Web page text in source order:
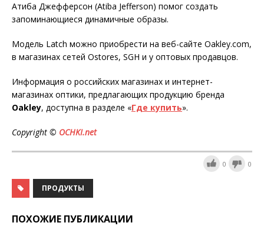
Атиба Джефферсон (Atiba Jefferson) помог создать
запоминающиеся динамичные образы.
Модель Latch можно приобрести на веб-сайте Oakley.com,
в магазинах сетей Ostores, SGH и у оптовых продавцов.
Информация о российских магазинах и интернет-
магазинах оптики, предлагающих продукцию бренда
Oakley, доступна в разделе «Где купить».
Copyright © OCHKI.net
0 0
ПРОДУКТЫ
ПОХОЖИЕ ПУБЛИКАЦИИ